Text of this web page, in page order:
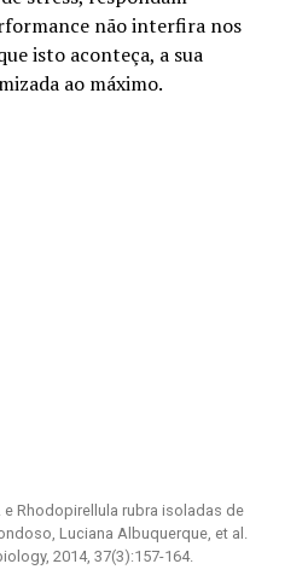
não interfira nos
isto aconteça, a sua
ao máximo.
Rhodopirellula rubra isoladas de
Luciana Albuquerque, et al.
2014, 37(3):157-164.